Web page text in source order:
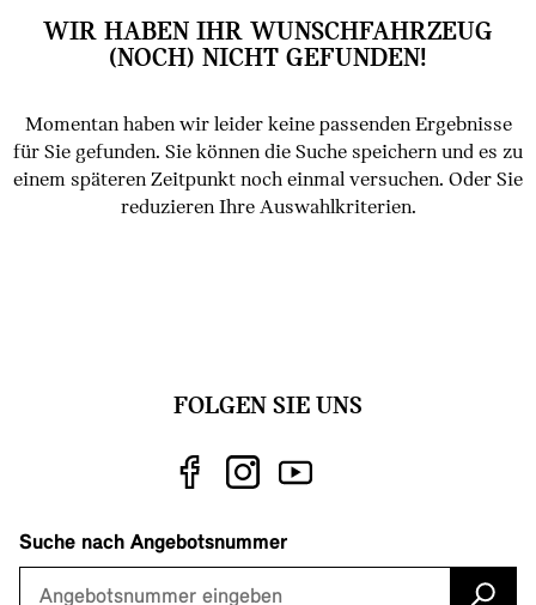
WIR HABEN IHR WUNSCHFAHRZEUG
(NOCH) NICHT GEFUNDEN!
Momentan haben wir leider keine passenden Ergebnisse
für Sie gefunden. Sie können die Suche speichern und es zu
einem späteren Zeitpunkt noch einmal versuchen. Oder Sie
reduzieren Ihre Auswahlkriterien.
FOLGEN SIE UNS
Suche nach Angebotsnummer